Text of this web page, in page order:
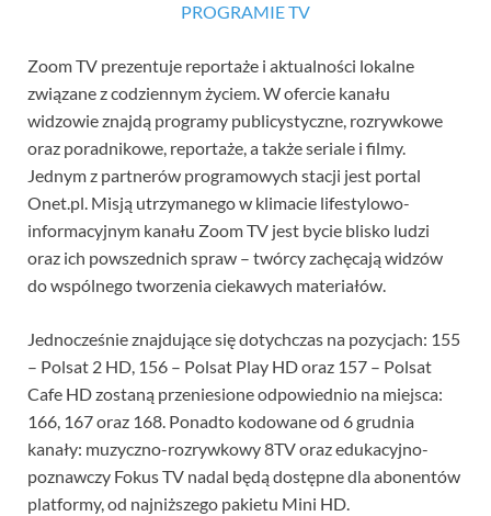
PROGRAMIE TV
Zoom TV prezentuje reportaże i aktualności lokalne
związane z codziennym życiem. W ofercie kanału
widzowie znajdą programy publicystyczne, rozrywkowe
oraz poradnikowe, reportaże, a także seriale i filmy.
Jednym z partnerów programowych stacji jest portal
Onet.pl. Misją utrzymanego w klimacie lifestylowo-
informacyjnym kanału Zoom TV jest bycie blisko ludzi
oraz ich powszednich spraw – twórcy zachęcają widzów
do wspólnego tworzenia ciekawych materiałów.
Jednocześnie znajdujące się dotychczas na pozycjach: 155
– Polsat 2 HD, 156 – Polsat Play HD oraz 157 – Polsat
Cafe HD zostaną przeniesione odpowiednio na miejsca:
166, 167 oraz 168. Ponadto kodowane od 6 grudnia
kanały: muzyczno-rozrywkowy 8TV oraz edukacyjno-
poznawczy Fokus TV nadal będą dostępne dla abonentów
platformy, od najniższego pakietu Mini HD.